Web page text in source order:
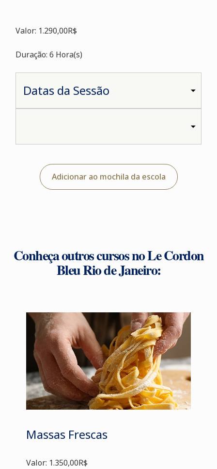
Valor: 1.290,00R$
Duração: 6 Hora(s)
Adicionar ao mochila da escola
Conheça outros cursos no Le Cordon
Bleu Rio de Janeiro:
Massas Frescas
Valor: 1.350,00R$